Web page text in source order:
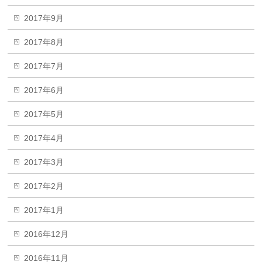
2017年9月
2017年8月
2017年7月
2017年6月
2017年5月
2017年4月
2017年3月
2017年2月
2017年1月
2016年12月
2016年11月